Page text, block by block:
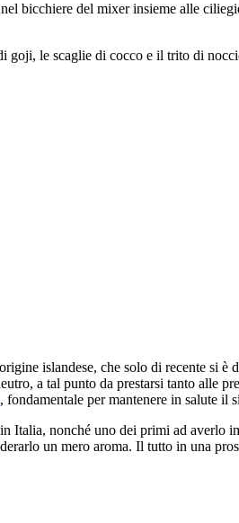
bicchiere del mixer insieme alle
goji, le scaglie di cocco e il trito di
islandese, che solo di recente si
a tal punto da prestarsi tanto alle
, fondamentale per mantenere in salute il
Italia, nonché uno dei primi ad averlo
un mero aroma. Il tutto in una